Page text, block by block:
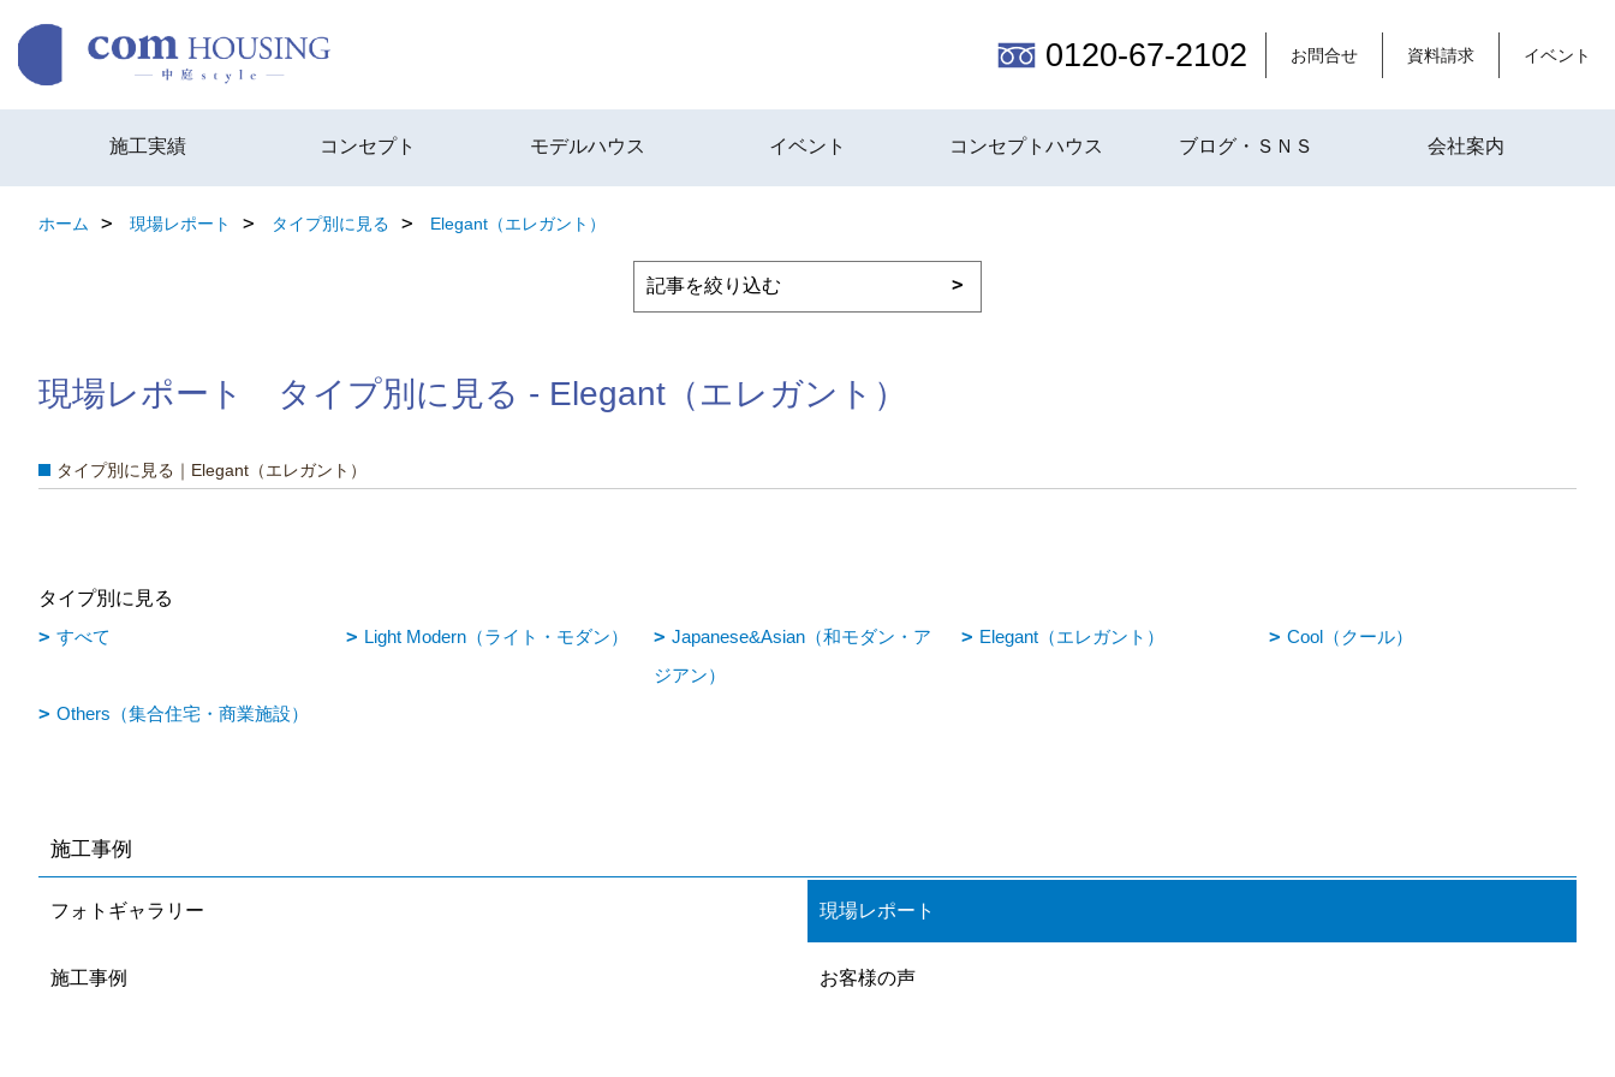
0120-67-2102 お問合せ 資料請求 イベント
施工実績 コンセプト モデルハウス イベント コンセプトハウス ブログ・ＳＮＳ 会社案内
ホーム 現場レポート タイプ別に見る Elegant（エレガント）
現場レポート タイプ別に見る - Elegant（エレガント）
タイプ別に見る｜Elegant（エレガント）
タイプ別に見る
すべて
Light Modern（ライト・モダン）
Japanese&Asian（和モダン・ア
ジアン）
Elegant（エレガント） Cool（クール）
Others（集合住宅・商業施設）
施工事例
フォトギャラリー 現場レポート
施工事例 お客様の声